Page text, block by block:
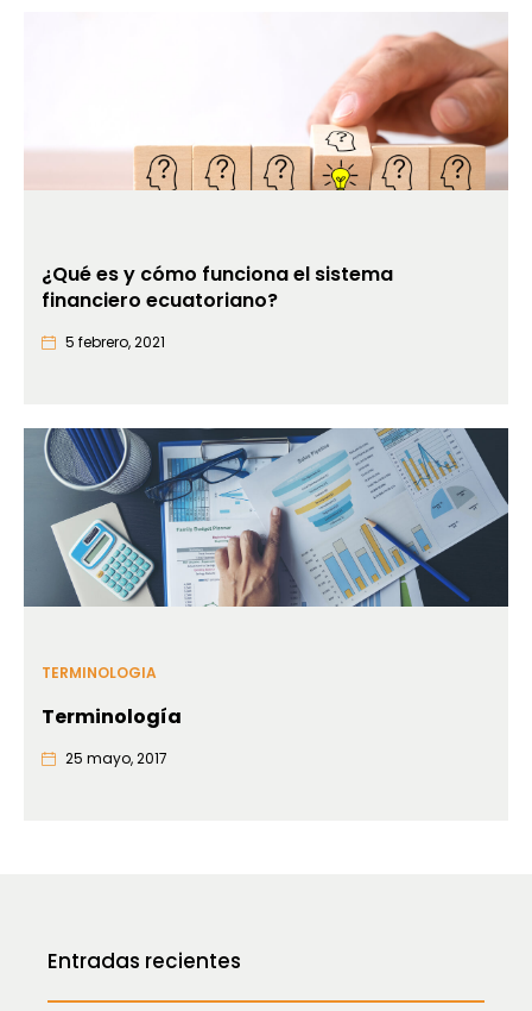
Entradas recientes
¿Qué es y cómo funciona el sistema
financiero ecuatoriano?
5 febrero, 2021
TERMINOLOGIA
Terminología
25 mayo, 2017